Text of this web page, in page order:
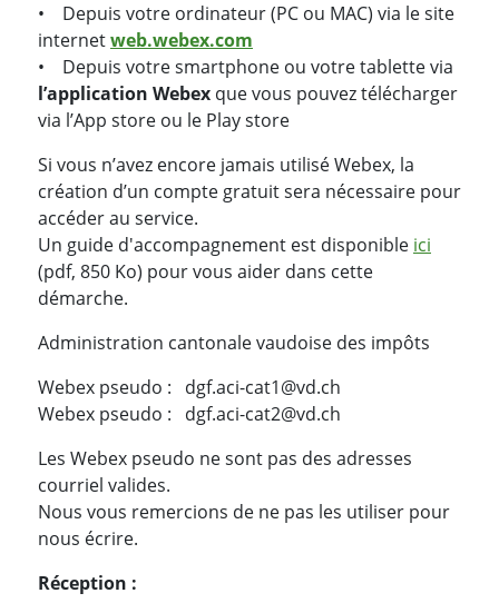
• Depuis votre ordinateur (PC ou MAC) via le site
internetweb.webex.com
• Depuis votre smartphone ou votre tablette via
l’application Webex que vous pouvez télécharger
via l’App store ou le Play store
Si vous n’avez encore jamais utilisé Webex, la
création d’un compte gratuit sera nécessaire pour
accéder au service.
Un guide d'accompagnement est disponible ici
(pdf, 850 Ko) pour vous aider dans cette
démarche.
Administration cantonale vaudoise des impôts
Webex pseudo : dgf.aci-cat1@vd.ch
Webex pseudo : dgf.aci-cat2@vd.ch
Les Webex pseudo ne sont pas des adresses
courriel valides.
Nous vous remercions de ne pas les utiliser pour
nous écrire.
Réception :